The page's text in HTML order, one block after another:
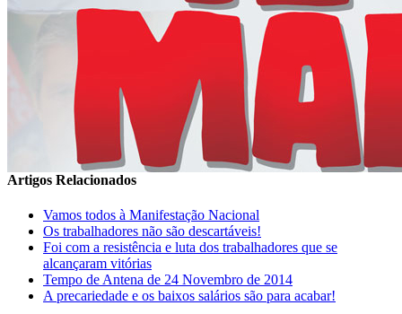
Artigos Relacionados
Vamos todos à Manifestação Nacional
Os trabalhadores não são descartáveis!
Foi com a resistência e luta dos trabalhadores que se
alcançaram vitórias
Tempo de Antena de 24 Novembro de 2014
A precariedade e os baixos salários são para acabar!